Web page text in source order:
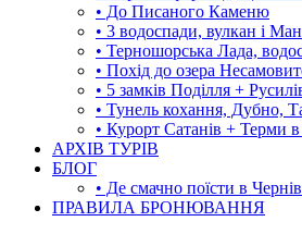
• До Писаного Каменю
• 3 водоспади, вулкан і
• Терношорська Лада,
• Похід до озера
• 5 замків Поділля +
• Тунель кохання, Дубно,
• Курорт Сатанів + Терми
АРХІВ ТУРІВ
БЛОГ
• Де смачно поїсти в
ПРАВИЛА БРОНЮВАННЯ